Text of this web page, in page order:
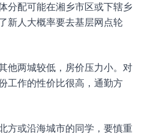
分配可能在湘乡市区或下辖乡
新人大概率要去基层网点轮
他两城较低，房价压力小。对
工作的性价比很高，通勤方
方或沿海城市的同学，要慎重